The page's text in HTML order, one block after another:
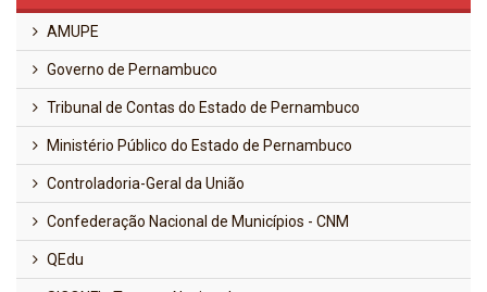
AMUPE
Governo de Pernambuco
Tribunal de Contas do Estado de Pernambuco
Ministério Público do Estado de Pernambuco
Controladoria-Geral da União
Confederação Nacional de Municípios - CNM
QEdu